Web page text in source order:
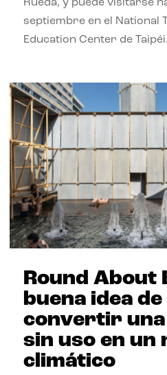
Rueda, y puede visitarse
septiembre en el National
Education Center de Taipéi.
Round About
buena idea de
convertir
sin uso en un
climático